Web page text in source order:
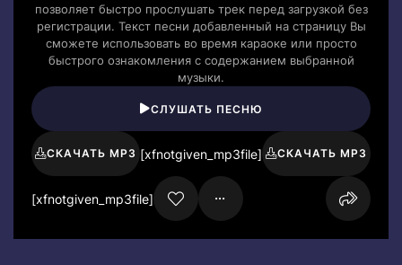
позволяет быстро прослушать трек перед загрузкой без
регистрации. Текст песни добавленный на страницу Вы
сможете использовать во время караоке или просто
быстрого ознакомления с содержанием выбранной
музыки.
СЛУШАТЬ ПЕСНЮ
СКАЧАТЬ MP3 [xfnotgiven_mp3file] СКАЧАТЬ MP3
[xfnotgiven_mp3file]